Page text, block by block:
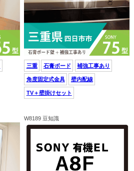
三重 石膏ボード 補強工事あり
角度固定式金具 壁内配線
TV＋壁掛けセット
W8189 豆知識